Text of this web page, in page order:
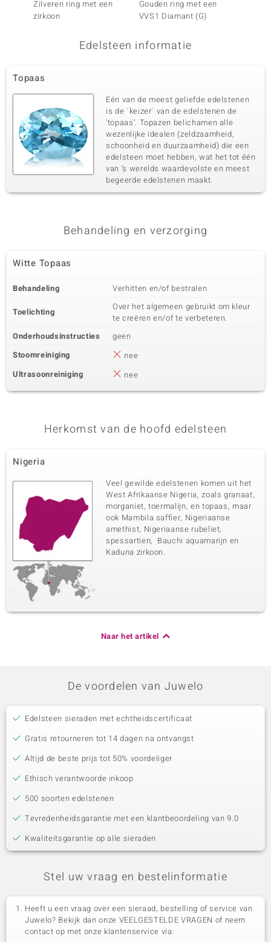
Zetting
Prong
Herkomst
Nigeria
Zilveren ring met een
zirkoon
Gouden ring met een
VVS1 Diamant (G)
Edelsteen informatie
Topaas
Eén van de meest geliefde edelstenen
is de ´keizer´ van de edelstenen de
‘topaas’. Topazen belichamen alle
wezenlijke idealen (zeldzaamheid,
schoonheid en duurzaamheid) die een
edelsteen moet hebben, wat het tot één
van ’s werelds waardevolste en meest
begeerde edelstenen maakt.
Behandeling en verzorging
Witte Topaas
Behandeling Verhitten en/of bestralen
Toelichting
Over het algemeen gebruikt om kleur
te creëren en/of te verbeteren.
Onderhoudsinstructies
geen
Stoomreiniging
nee
Ultrasoonreiniging
nee
Herkomst van de hoofd edelsteen
Nigeria
Veel gewilde edelstenen komen uit het
West Afrikaanse Nigeria, zoals granaat,
morganiet, toermalijn, en topaas, maar
ook Mambila saffier, Nigeriaanse
amethist, Nigeriaanse rubeliet,
spessartien, Bauchi aquamarijn en
Kaduna zirkoon.
Naar het artikel
De voordelen van Juwelo
Edelsteen sieraden met echtheidscertificaat
Gratis retourneren tot 14 dagen na ontvangst
Altijd de beste prijs tot 50% voordeliger
Ethisch verantwoorde inkoop
500 soorten edelstenen
Tevredenheidsgarantie met een klantbeoordeling van 9.0
Kwaliteitsgarantie op alle sieraden
Stel uw vraag en bestelinformatie
Heeft u een vraag over een sieraad, bestelling of service van
Juwelo? Bekijk dan onze VEELGESTELDE VRAGEN of neem
contact op met onze klantenservice via: